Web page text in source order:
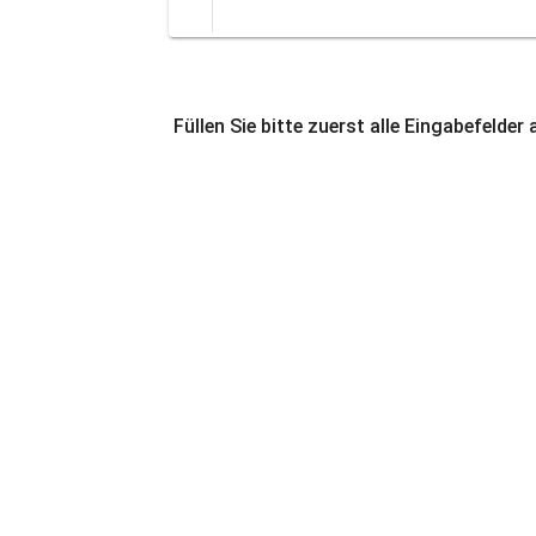
Füllen Sie bitte zuerst alle Eingabefelder